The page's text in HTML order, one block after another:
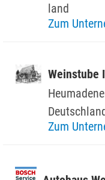
land
Zum
Wein­stube
Zum